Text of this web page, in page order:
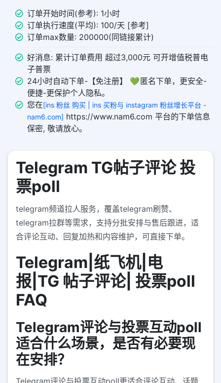
订单开始时间(参考): 1小时
订单执行速度(平均): 100/天 [参考]
订单max数量: 200000(同链接累计)
好消息: 累计订单费用 超过3,000元 可开增值税普电
子普票
24小时自动下单-【免注册】 💚 匿名下单，更安全-
便捷-更保护个人隐私。
您在[ins 粉丝 购买 | ins 买粉与 instagram 粉丝增长平台 -
nam6.com] https://www.nam6.com 平台的下单信息
保密, 敬请放心。
Telegram TG帖子评论 投
票poll
telegram频道拉人服务，覆盖telegram刷赞、
telegram拉群等需求，支持分批安排与售后跟进，适
合评论互动、回复加热和内容维护，可直接下单。
Telegram|纸飞机|电
报|TG 帖子评论| 投票poll
FAQ
Telegram评论与投票互动poll
适合什么场景，是否有必要现
在安排？